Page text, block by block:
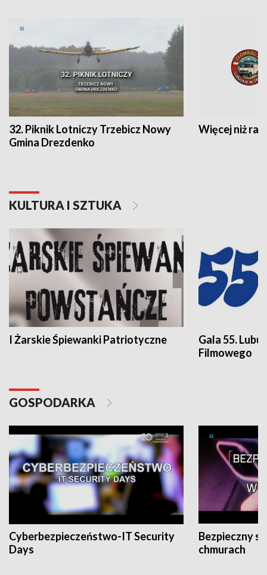
32. Piknik Lotniczy Trzebicz Nowy
Gmina Drezdenko
Więcej niż rajd
KULTURA I SZTUKA
I Żarskie Śpiewanki Patriotyczne
Gala 55.
Filmowego
GOSPODARKA
Cyberbezpieczeństwo-IT Security
Days
Bezpieczny
chmurach